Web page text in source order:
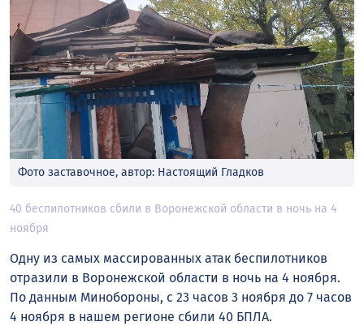
Фото заставочное, автор: Настоящий Гладков
40 беспилотников сбили в Воронежской области в ночь на 4
ноября
Одну из самых массированных атак беспилотников
отразили в Воронежской области в ночь на 4 ноября.
По данным Минобороны, с 23 часов 3 ноября до 7 часов
4 ноября в нашем регионе сбили 40 БПЛА.